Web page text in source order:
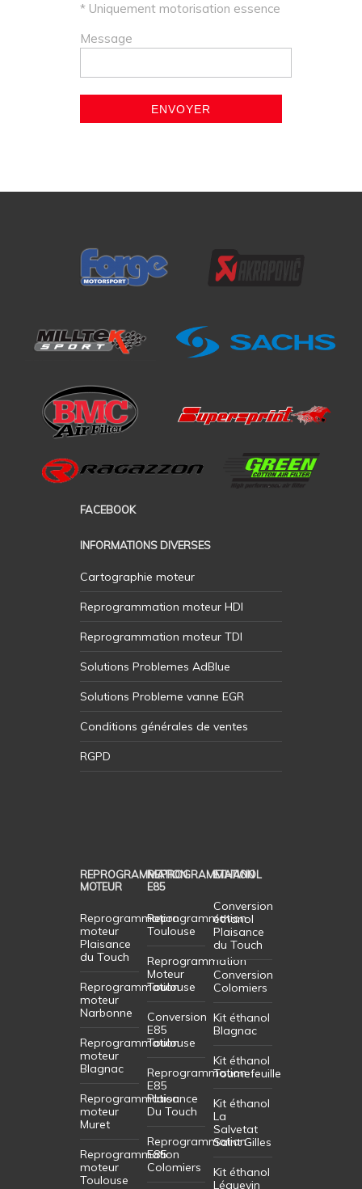
* Uniquement motorisation essence
Message
FACEBOOK
INFORMATIONS DIVERSES
Cartographie moteur
Reprogrammation moteur HDI
Reprogrammation moteur TDI
Solutions Problemes AdBlue
Solutions Probleme vanne EGR
Conditions générales de ventes
RGPD
REPROGRAMMATION
MOTEUR
Reprogrammation
moteur
Plaisance
du Touch
Reprogrammation
moteur
Narbonne
Reprogrammation
moteur
Blagnac
Reprogrammation
moteur
Muret
Reprogrammation
moteur
Toulouse
REPROGRAMMATION
E85
Reprogrammation
Toulouse
Reprogrammation
Moteur
Toulouse
Conversion
E85
Toulouse
Reprogrammation
E85
Plaisance
Du Touch
Reprogrammation
E85
Colomiers
ETHANOL
Conversion
éthanol
Plaisance
du Touch
Conversion
Colomiers
Kit éthanol
Blagnac
Kit éthanol
Tournefeuille
Kit éthanol
La
Salvetat
Saint Gilles
Kit éthanol
Léguevin